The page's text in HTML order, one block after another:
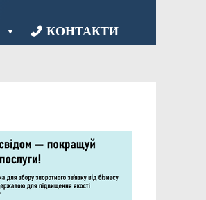
КОНТАКТИ